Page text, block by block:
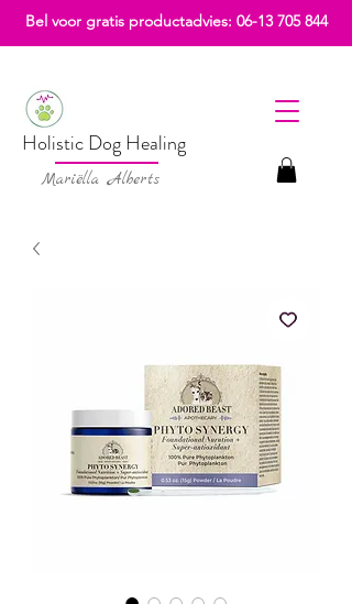
Holistic Dog Healing
Mariëlla Alberts
Bel voor gratis productadvies: 06-13 705 844